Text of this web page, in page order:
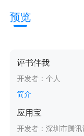
预览
评书伴我
开发者： 个人
简介
应用宝
开发者： 深圳市腾讯